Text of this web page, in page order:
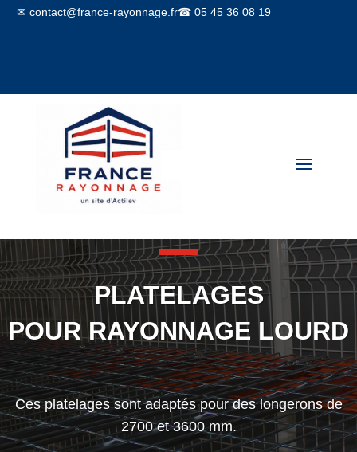
✉ contact@france-rayonnage.fr☎ 05 45 36 08 19
PLATELAGES
POUR RAYONNAGE LOURD
Ces platelages sont adaptés pour des longerons de
2700 et 3600 mm.